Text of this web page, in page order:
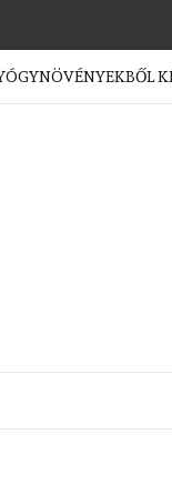
KÉSZÜLT